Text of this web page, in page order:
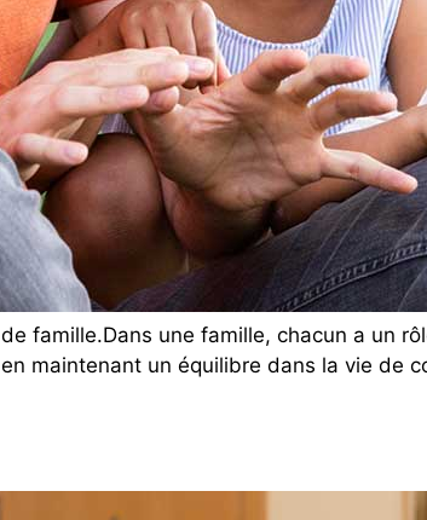
famille.Dans une famille, chacun a un
maintenant un équilibre dans la vie de